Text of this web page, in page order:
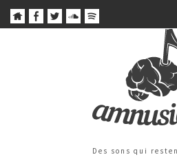
Des sons qui